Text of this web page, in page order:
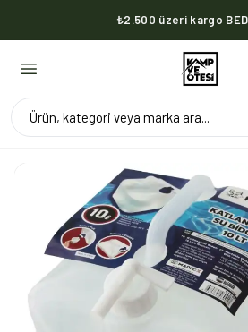
₺2.500 üzeri kargo
KVOX ürünlerinde kargo her
Ürün, kategori veya marka ara...